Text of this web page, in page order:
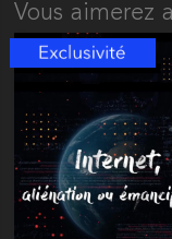
Vous aimerez